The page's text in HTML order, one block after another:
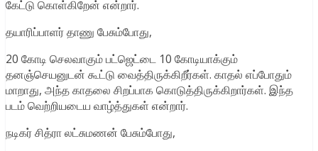
கேட்டு கொள்கிறேன் என்றார்.
தயாரிப்பாளர் தாணு பேசும்போது,
20 கோடி செலவாகும் பட்ஜெட்டை 10 கோடியாக்கும்
தனஞ்செயனுடன் கூட்டு வைத்திருக்கிறீர்கள். காதல் எப்போதும்
மாறாது, அந்த காதலை சிறப்பாக கொடுத்திருக்கிறார்கள். இந்த
படம் வெற்றியடைய வாழ்த்துகள் என்றார்.
நடிகர் சித்ரா லட்சுமணன் பேசும்போது,